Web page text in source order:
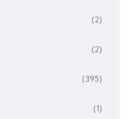
(2)
(2)
(395)
(1)